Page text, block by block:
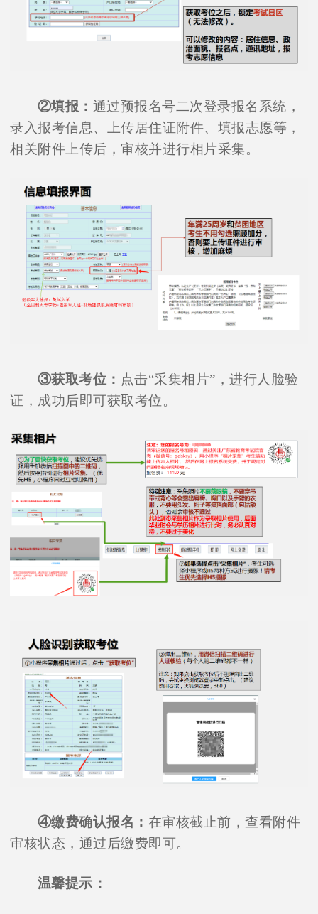
②填报： 通过预报名号二次登录报名系统，
录入报考信息、上传居住证附件、填报志愿等，
相关附件上传后，审核并进行相片采集。
③获取考位： 点击“采集相片”，进行人脸验
证，成功后即可获取考位。
④缴费确认报名： 在审核截止前，查看附件
审核状态，通过后缴费即可。
温馨提示：